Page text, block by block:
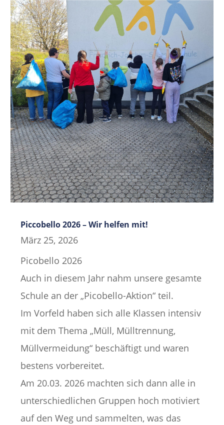
Piccobello 2026 – Wir helfen mit!
März 25, 2026
Picobello 2026
Auch in diesem Jahr nahm unsere gesamte
Schule an der „Picobello-Aktion“ teil.
Im Vorfeld haben sich alle Klassen intensiv
mit dem Thema „Müll, Mülltrennung,
Müllvermeidung“ beschäftigt und waren
bestens vorbereitet.
Am 20.03. 2026 machten sich dann alle in
unterschiedlichen Gruppen hoch motiviert
auf den Weg und sammelten, was das